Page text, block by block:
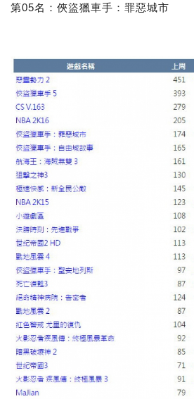
第05名：俠盜獵車手：罪惡城市